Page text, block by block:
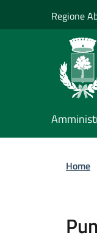
Regione
Home